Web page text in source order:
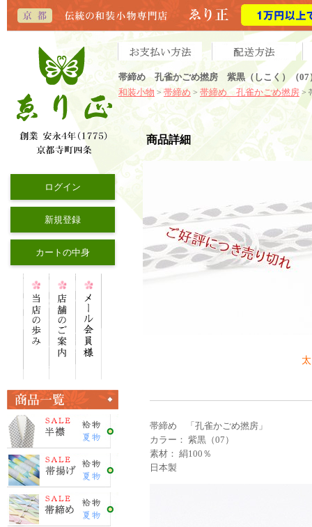
帯締め 孔雀かごめ撚房 紫黒（しこく）（07
和装小物 > 帯締め > 帯締め 孔雀かごめ撚房>
ログイン
新規登録
カートの中身
商品詳細
帯締め 「孔雀かごめ撚房」
カラー： 紫黒（07）
素材： 絹100％
日本製